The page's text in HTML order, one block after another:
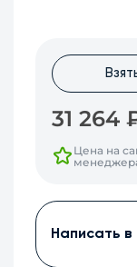
31 264
Цена на
Написать в